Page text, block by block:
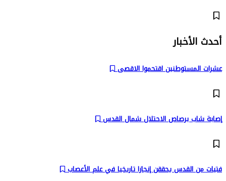
أحدث الأخبار
عشرات المستوطنين اقتحموا الاقصى
إصابة شاب برصاص الاحتلال شمال القدس
فتيات من القدس يحققن إنجازا تاريخيا في علم الأعصاب